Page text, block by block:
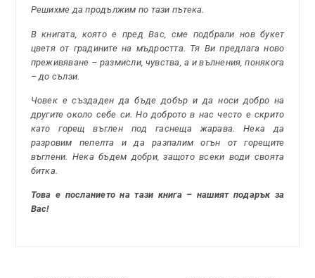
Решихме да продължим по тази пътека.
В книгата, която е пред Вас, сме подбрали нов букет
цветя от градините на мъдростта. Тя Ви предлага ново
преживяване – размисли, чувства, а и вълнения, понякога
– до сълзи.
Човек е създаден да бъде добър и да носи добро на
другите около себе си. Но доброто в нас често е скрито
като горещ въглен под гаснеща жарава. Нека да
разровим пепелта и да разпалим огън от горещите
въглени. Нека бъдем добри, защото всеки води своята
битка.
Това е посланието на тази книга – нашият подарък за
Вас!